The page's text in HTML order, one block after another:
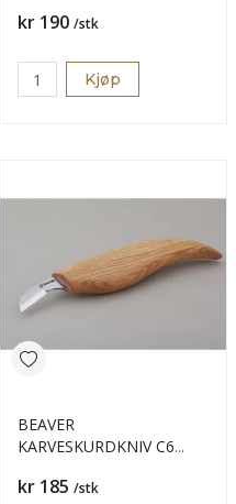
Pris
kr 190 /stk
Kjøp
BEAVER
KARVESKURDKNIV C6
Pris
kr 185 /stk